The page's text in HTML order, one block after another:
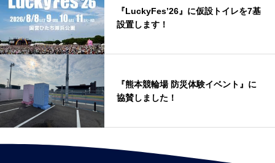
『LuckyFes’26』に仮設トイレを7基
設置します！
『熊本競輪場 防災体験イベント』に
協賛しました！